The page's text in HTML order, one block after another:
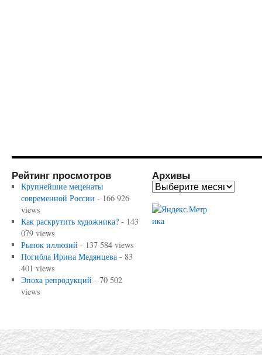
Рейтинг просмотров
Крупнейшие меценаты
современной России - 166 926
views
Как раскрутить художника?- 143
079 views
Рынок иллюзий - 137 584 views
Погибла Ирина Медянцева- 83
401 views
Эпоха репродукций - 70 502
views
Архивы